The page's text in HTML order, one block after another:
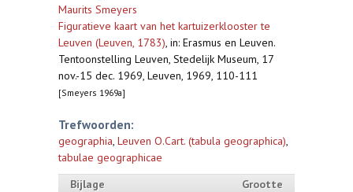
Maurits Smeyers
Figuratieve kaart van het kartuizerklooster te
Leuven (Leuven, 1783), in: Erasmus en Leuven.
Tentoonstelling Leuven, Stedelijk Museum, 17
nov.-15 dec. 1969, Leuven, 1969, 110-111
[Smeyers 1969a]
Trefwoorden:
geographia, Leuven O.Cart. (tabula geographica),
tabulae geographicae
Bijlage
Grootte